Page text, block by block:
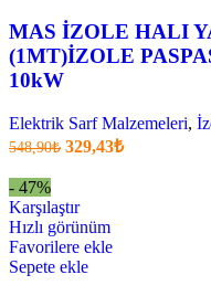
MAS İZOLE HALI
(1MT)İZOLE
10kW
Elektrik Sarf Malzemeleri,
548,90₺ Orijinal
329,43₺Şu
- 47%
Karşılaştır
Hızlı görünüm
Favorilere ekle
Sepete ekle